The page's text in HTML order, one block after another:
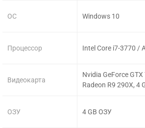
ОС
Процессор
Видеокарта
ОЗУ
Windows 10
Intel Core i7-3770 /
Nvidia GeForce
Radeon R9 290X, 4
4 GB ОЗУ